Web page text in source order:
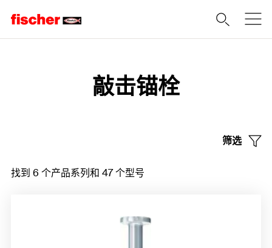
敲击锚栓
筛选
找到 6 个产品系列和 47 个型号